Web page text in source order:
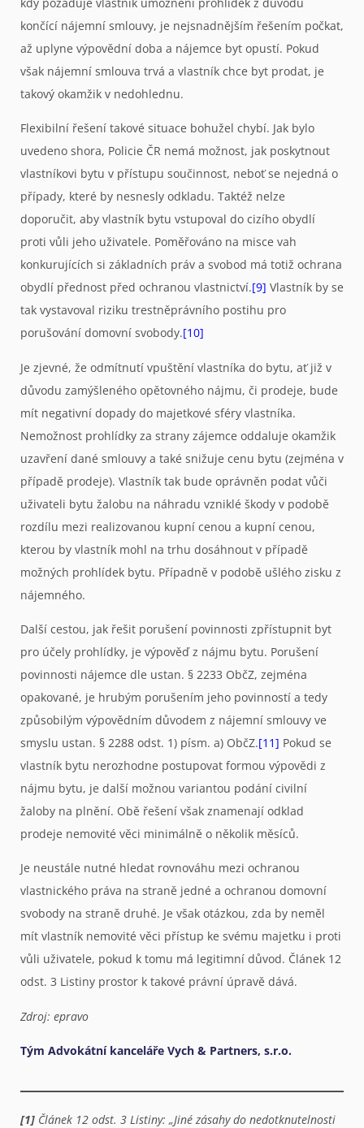
končící nájemní smlouvy, je nejsnadnějším řešením počkat,
až uplyne výpovědní doba a nájemce byt opustí. Pokud
však nájemní smlouva trvá a vlastník chce byt prodat, je
takový okamžik v nedohlednu.
Flexibilní řešení takové situace bohužel chybí. Jak bylo
uvedeno shora, Policie ČR nemá možnost, jak poskytnout
vlastníkovi bytu v přístupu součinnost, neboť se nejedná o
případy, které by nesnesly odkladu. Taktéž nelze
doporučit, aby vlastník bytu vstupoval do cizího obydlí
proti vůli jeho uživatele. Poměřováno na misce vah
konkurujících si základních práv a svobod má totiž ochrana
obydlí přednost před ochranou vlastnictví.[9] Vlastník by se
tak vystavoval riziku trestněprávního postihu pro
porušování domovní svobody.[10]
Je zjevné, že odmítnutí vpuštění vlastníka do bytu, ať již v
důvodu zamýšleného opětovného nájmu, či prodeje, bude
mít negativní dopady do majetkové sféry vlastníka.
Nemožnost prohlídky za strany zájemce oddaluje okamžik
uzavření dané smlouvy a také snižuje cenu bytu (zejména v
případě prodeje). Vlastník tak bude oprávněn podat vůči
uživateli bytu žalobu na náhradu vzniklé škody v podobě
rozdílu mezi realizovanou kupní cenou a kupní cenou,
kterou by vlastník mohl na trhu dosáhnout v případě
možných prohlídek bytu. Případně v podobě ušlého zisku z
nájemného.
Další cestou, jak řešit porušení povinnosti zpřístupnit byt
pro účely prohlídky, je výpověď z nájmu bytu. Porušení
povinnosti nájemce dle ustan. § 2233 ObčZ, zejména
opakované, je hrubým porušením jeho povinností a tedy
způsobilým výpovědním důvodem z nájemní smlouvy ve
smyslu ustan. § 2288 odst. 1) písm. a) ObčZ.[11] Pokud se
vlastník bytu nerozhodne postupovat formou výpovědi z
nájmu bytu, je další možnou variantou podání civilní
žaloby na plnění. Obě řešení však znamenají odklad
prodeje nemovité věci minimálně o několik měsíců.
Je neustále nutné hledat rovnováhu mezi ochranou
vlastnického práva na straně jedné a ochranou domovní
svobody na straně druhé. Je však otázkou, zda by neměl
mít vlastník nemovité věci přístup ke svému majetku i proti
vůli uživatele, pokud k tomu má legitimní důvod. Článek 12
odst. 3 Listiny prostor k takové právní úpravě dává.
Zdroj: epravo
Tým Advokátní kanceláře Vych & Partners, s.r.o.
[1] Článek 12 odst. 3 Listiny: „Jiné zásahy do nedotknutelnosti